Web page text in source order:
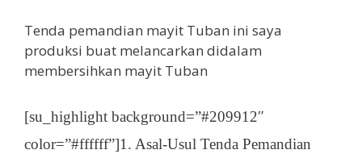
Tenda pemandian mayit Tuban ini saya
produksi buat melancarkan didalam
membersihkan mayit Tuban
[su_highlight background=”#209912″
color=”#ffffff”]1. Asal-Usul Tenda Pemandian